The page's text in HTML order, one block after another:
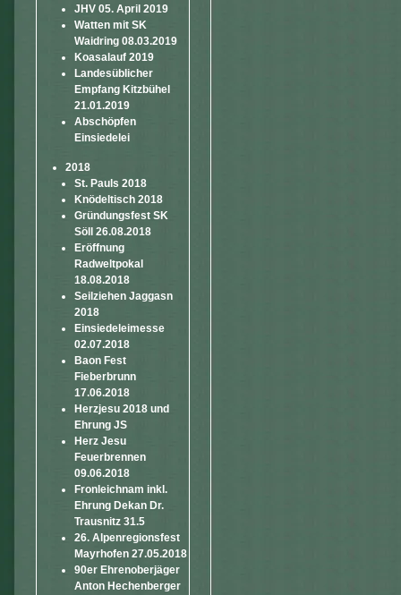
JHV 05. April 2019
Watten mit SK
Waidring 08.03.2019
Koasalauf 2019
Landesüblicher
Empfang Kitzbühel
21.01.2019
Abschöpfen
Einsiedelei
2018
St. Pauls 2018
Knödeltisch 2018
Gründungsfest SK
Söll 26.08.2018
Eröffnung
Radweltpokal
18.08.2018
Seilziehen Jaggasn
2018
Einsiedeleimesse
02.07.2018
Baon Fest
Fieberbrunn
17.06.2018
Herzjesu 2018 und
Ehrung JS
Herz Jesu
Feuerbrennen
09.06.2018
Fronleichnam inkl.
Ehrung Dekan Dr.
Trausnitz 31.5
26. Alpenregionsfest
Mayrhofen 27.05.2018
90er Ehrenoberjäger
Anton Hechenberger